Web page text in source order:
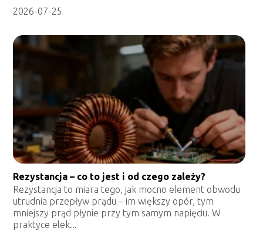
2026-07-25
Rezystancja – co to jest i od czego zależy?
Rezystancja to miara tego, jak mocno element obwodu
utrudnia przepływ prądu – im większy opór, tym
mniejszy prąd płynie przy tym samym napięciu. W
praktyce elek...